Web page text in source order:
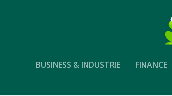
BUSINESS & INDUSTRIE FINANCE